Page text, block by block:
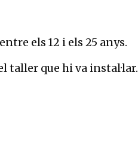
els 12 i els 25 anys.
taller que hi va instal·lar.